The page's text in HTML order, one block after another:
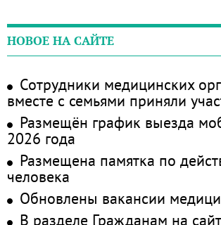
НОВОЕ НА САЙТЕ
Сотрудники медицинских
вместе с семьями приняли
Размещён график выезда
2026 года
Размещена памятка по
человека
Обновлены вакансии
В разделе Гражданам на